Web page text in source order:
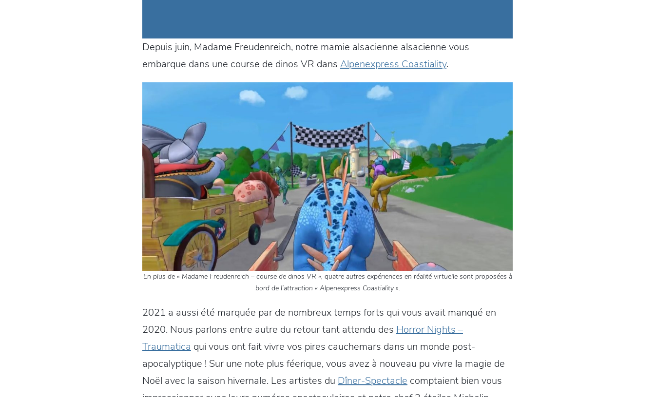
Depuis juin, Madame Freudenreich, notre mamie alsacienne alsacienne vous
embarque dans une course de dinos VR dans Alpenexpress Coastiality.
En plus de « Madame Freudenreich – course de dinos VR », quatre autres expériences en réalité virtuelle sont proposées à
bord de l’attraction « Alpenexpress Coastiality ».
2021 a aussi été marquée par de nombreux temps forts qui vous avait manqué en
2020. Nous parlons entre autre du retour tant attendu des Horror Nights –
Traumatica qui vous ont fait vivre vos pires cauchemars dans un monde post-
apocalyptique ! Sur une note plus féerique, vous avez à nouveau pu vivre la magie de
Noël avec la saison hivernale. Les artistes du Dîner-Spectacle comptaient bien vous